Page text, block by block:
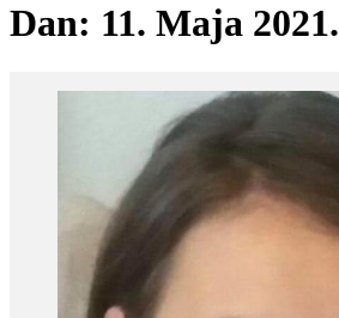
Dan: 11. Maja 2021.